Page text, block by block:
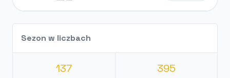
Sezon w liczbach
137 395